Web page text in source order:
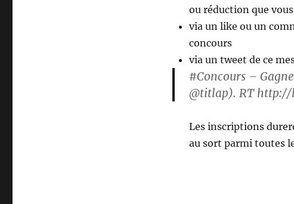
ou réduction que
via un like ou un
concours
via un tweet de ce
#Concours –
@titlap). RT http://
Les inscriptions
au sort parmi toutes